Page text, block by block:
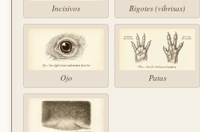
Incisivos Bigotes (vibrisas)
Ojo Patas